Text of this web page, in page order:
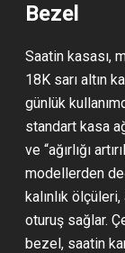
Bezel
Saatin kasası,
18K sarı altın
günlük
standart kasa
ve “ağırlığı
modellerden
kalınlık
oturuş sağlar.
bezel, saatin